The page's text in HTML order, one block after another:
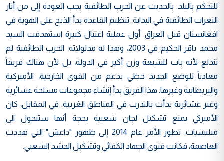
للتحكم بالبلد. بالحديث عن الحرب الطائفية يجب العودة إلى من أثار
النعرات الطائفية في البداية. تنظيم القاعدة بدأ الذبح على الهوية في
افغانستان قبل العراق. أول عملية اغتيال كبيرة استهدفت السيد
محمد باقر الحكيم في 2003، وهذا له مدلولاته. الحرب الطائفية لم
تندلع لأنه بات للشيعة وزن أكبر في الدولة، بل لأن هناك فريقاً
معادياً للوضع الجديد حظي بدعم من القوى الخارجية، الأميركية
والبريطانية وغيرها. هذا الفريق بدأ إنشاء مجموعات مسلحة عشائرية
وغير عشائرية بدأت بالتدرب في المناطق الغربية. في المقابل، كان
الأميركي يمنع تشكيل لجان شعبية بحجة أنها ستتحول الى
ميليشيات. تطور الأمر عام 2014 إلى ظهور "داعش" التي هددت
العاصمة، فكانت فتوى الجهاد الكفائي وتشكيل الحشد الشعبي.